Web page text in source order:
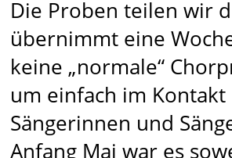
Die Proben teilen wir
übernimmt eine
keine „normale“
um einfach im
Sängerinnen und
Anfang Mai war es